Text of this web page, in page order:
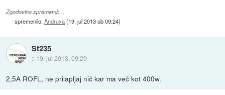
Zgodovina sprememb…
spremenilo:Andruxa(19. jul 2013 ob 09:24)
St235
:: 19. jul 2013, 09:29
2,5A ROFL, ne prilapljaj nič kar ma več kot 400w.